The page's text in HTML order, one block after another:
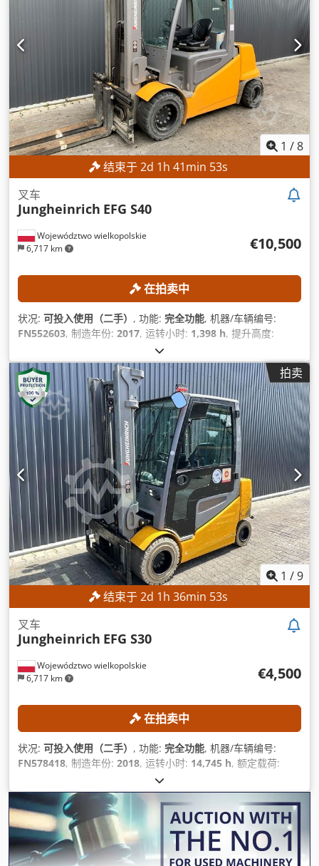
1 /8
结束于2d 1h 41min 50s
Województwo wielkopolskie
6,717 km
叉车
Jungheinrich EFG S40
€10,500
在拍卖中
状况: 可投入使用（二手） , 功能: 完全功能, 机器/车辆编号:
FN552603, 制造年份: 2017, 运转小时: 1,398 h, 提升高度:
, 建筑高度:
拍卖
1 /9
结束于2d 1h 36min 50s
Województwo wielkopolskie
6,717 km
叉车
Jungheinrich EFG S30
€4,500
在拍卖中
状况: 可投入使用（二手） , 功能: 完全功能, 机器/车辆编号:
FN578418, 制造年份: 2018, 运转小时: 14,745 h, 额定载荷:
3,500 毫米
设备:侧移,